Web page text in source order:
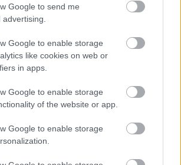
Google to send me
Google to enable storage
like cookies on web or
in apps.
Google to enable storage
of the website or app.
Google to enable storage
i ndihmon çiklistët të mbajnë
duke ulur rreziqet e lëndimeve. Kjo
të barkut dhe muskujt
Së bashku, ato përmirësojnë
çiklizëm.
muskulor të fortë zvogëlon
anë në tjetrën gjatë çiklizmit,
e energjisë më efikas. Pa
muskulor, çiklistët mund të
në ije, pjesën e poshtme të
Një muskul muskulor i fortë